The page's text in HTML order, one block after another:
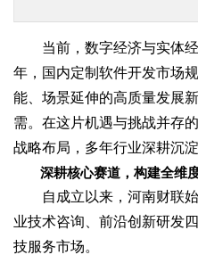
当前，数字经济与实体
年，国内定制软件开发市场
能、场景延伸的高质量发展
需。在这片机遇与挑战并存的
战略布局，多年行业深耕沉
深耕核心赛道，构建全维
自成立以来，河南财联
业技术咨询、前沿创新研发
技服务市场。